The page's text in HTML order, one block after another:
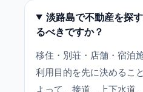
淡路島で不動産を探
るべきですか？
移住・別荘・店舗・宿泊
利用目的を先に決めるこ
よって、接道、上下水道